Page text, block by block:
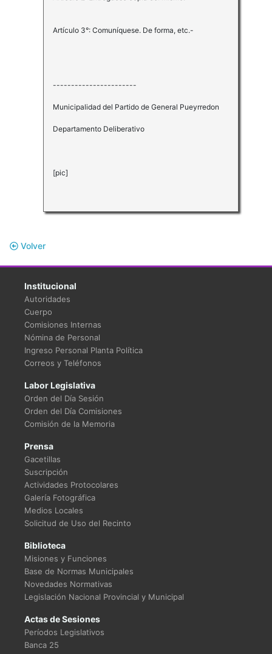
Artículo 3°: Comuníquese. De forma, etc.-
-----------------------
Municipalidad del Partido de General Pueyrredon
Departamento Deliberativo
[pic]
Volver
Institucional
Autoridades
Cuerpo
Comisiones Internas
Nómina de Personal
Ingreso Personal Planta Política
Correos y Teléfonos
Labor Legislativa
Orden del Día Sesión
Orden del Día Comisiones
Comisión de la Memoria
Prensa
Gacetillas
Suscripción
Actividades Protocolares
Galería Fotográfica
Medios Locales
Solicitud de Uso del Recinto
Biblioteca
Misiones y Funciones
Base de Normas Municipales
Novedades Normativas
Legislación Nacional Provincial y Municipal
Actas de Sesiones
Períodos Legislativos
Banca 25